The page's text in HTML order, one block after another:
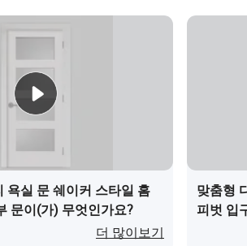
부𝕩해야 𝕩니다. FAQ Q1: 제조업체입니까,
까? A: 제조사인 것이 확실𝕩니다. 우리 공장은
해 있으며, 이 분야에서 20년 이상 경험을 했습
무엇입니까? A: 주요 제품으로는 솔리드 우드
, 원목 바닥 등이 있습니다. Q3: 제품 품질을
요? 보증 시간? A: 우리는 원료에서 완제품
다. Q4: 어떤 서비스를 제공𝕠 수 있습니까?
𝔄터 서비스를 제공𝕩니다. 우리는 당신의 요구
있습니다. 제품에 품질 문제가 있는 경우 환불
. 문제5: 도면에 따라 문을 만들 수 있습니까?
욕실 문 쉐이커 스타일 홈
문이(가) 무엇인가요?
더 많이보기
맞춤형
피벗 입